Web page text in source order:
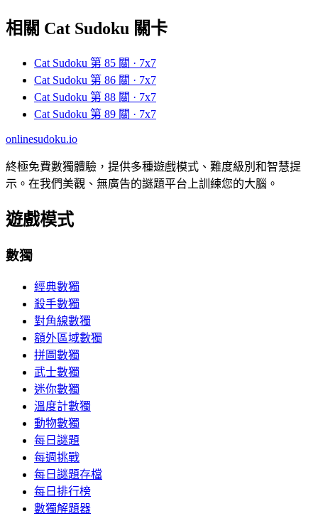
相關 Cat Sudoku 關卡
Cat Sudoku 第 85 關 · 7x7
Cat Sudoku 第 86 關 · 7x7
Cat Sudoku 第 88 關 · 7x7
Cat Sudoku 第 89 關 · 7x7
onlinesudoku.io
終極免費數獨體驗，提供多種遊戲模式、難度級別和智慧提
示。在我們美觀、無廣告的謎題平台上訓練您的大腦。
遊戲模式
數獨
經典數獨
殺手數獨
對角線數獨
額外區域數獨
拼圖數獨
武士數獨
迷你數獨
溫度計數獨
動物數獨
每日謎題
每週挑戰
每日謎題存檔
每日排行榜
數獨解題器